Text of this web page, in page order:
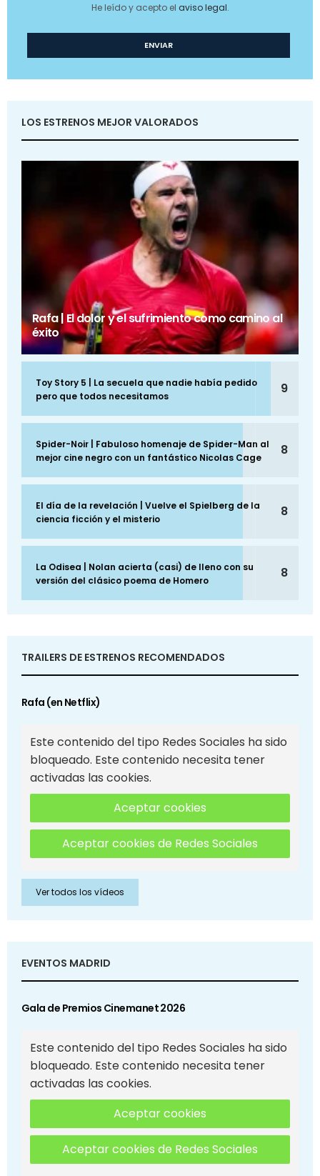
He leído y acepto el aviso legal.
LOS ESTRENOS MEJOR VALORADOS
Rafa | El dolor y el sufrimiento como camino al
éxito
Toy Story 5 | La secuela que nadie había pedido
pero que todos necesitamos
9
Spider-Noir | Fabuloso homenaje de Spider-Man al
mejor cine negro con un fantástico Nicolas Cage
8
El día de la revelación | Vuelve el Spielberg de la
ciencia ficción y el misterio
8
La Odisea | Nolan acierta (casi) de lleno con su
versión del clásico poema de Homero
8
TRAILERS DE ESTRENOS RECOMENDADOS
Rafa (en Netflix)
Este contenido del tipo Redes Sociales ha sido
bloqueado. Este contenido necesita tener
activadas las cookies.
Aceptar cookies
Aceptar cookies de Redes Sociales
Ver todos los vídeos
EVENTOS MADRID
Gala de Premios Cinemanet 2026
Este contenido del tipo Redes Sociales ha sido
bloqueado. Este contenido necesita tener
activadas las cookies.
Aceptar cookies
Aceptar cookies de Redes Sociales